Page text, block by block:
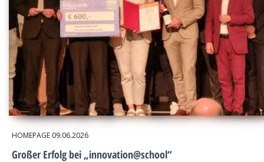
HOMEPAGE 09.06.2026
Großer Erfolg bei „innovation@school“